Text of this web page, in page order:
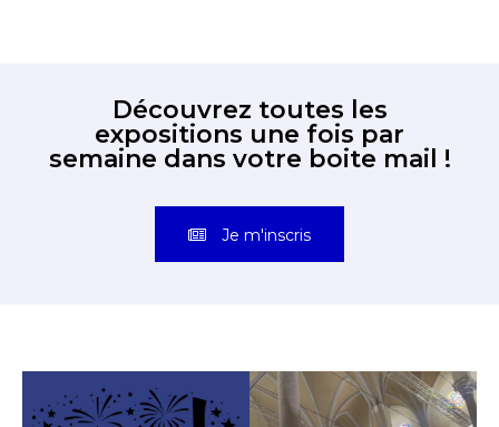
Découvrez toutes les
expositions une fois par
semaine dans votre boite mail !
Je m'inscris